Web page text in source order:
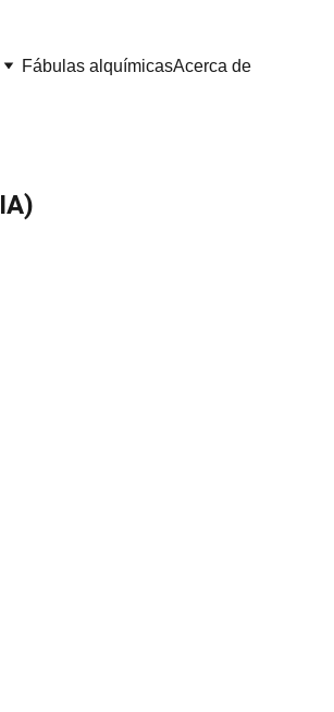
Fábulas alquímicasAcerca de